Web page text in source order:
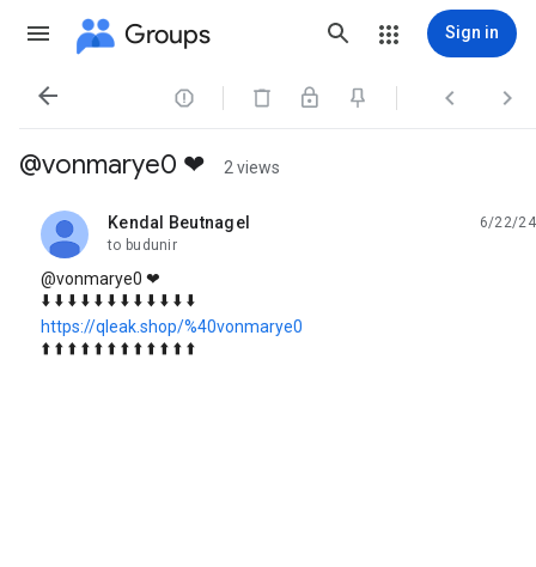
Groups Sign in
   
@vonmarye0 ❤ 2 views
Kendal Beutnagel
unread,
6/22/24
to budunir
@vonmarye0 ❤
⬇️ ⬇️ ⬇️ ⬇️ ⬇️ ⬇️ ⬇️ ⬇️ ⬇️ ⬇️ ⬇️ ⬇️
https://qleak.shop/%40vonmarye0
⬆️ ⬆️ ⬆️ ⬆️ ⬆️ ⬆️ ⬆️ ⬆️ ⬆️ ⬆️ ⬆️ ⬆️